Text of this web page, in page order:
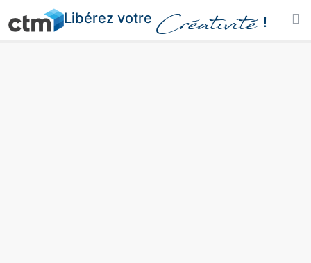
Libérez votre Créativité !